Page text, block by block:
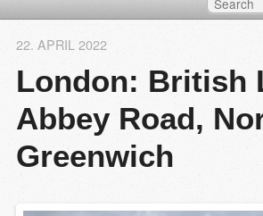
London: British
Abbey Road,
Greenwich
22. APRIL 2022